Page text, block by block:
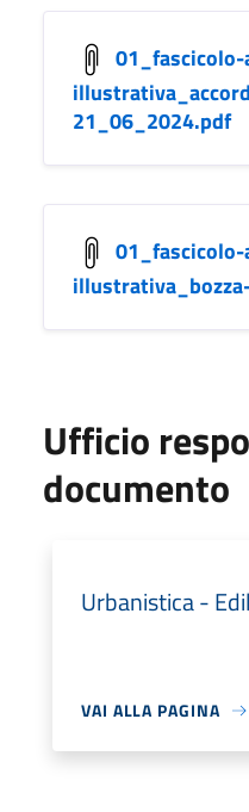
21_06_2024.pdf
Ufficio
documento
Urbanistica -
VAI ALLA PAGINA